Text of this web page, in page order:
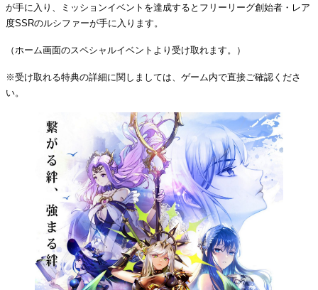
が手に入り、ミッションイベントを達成するとフリーリーグ創始者・レア
度SSRのルシファーが手に入ります。
（ホーム画面のスペシャルイベントより受け取れます。）
※受け取れる特典の詳細に関しましては、ゲーム内で直接ご確認くださ
い。